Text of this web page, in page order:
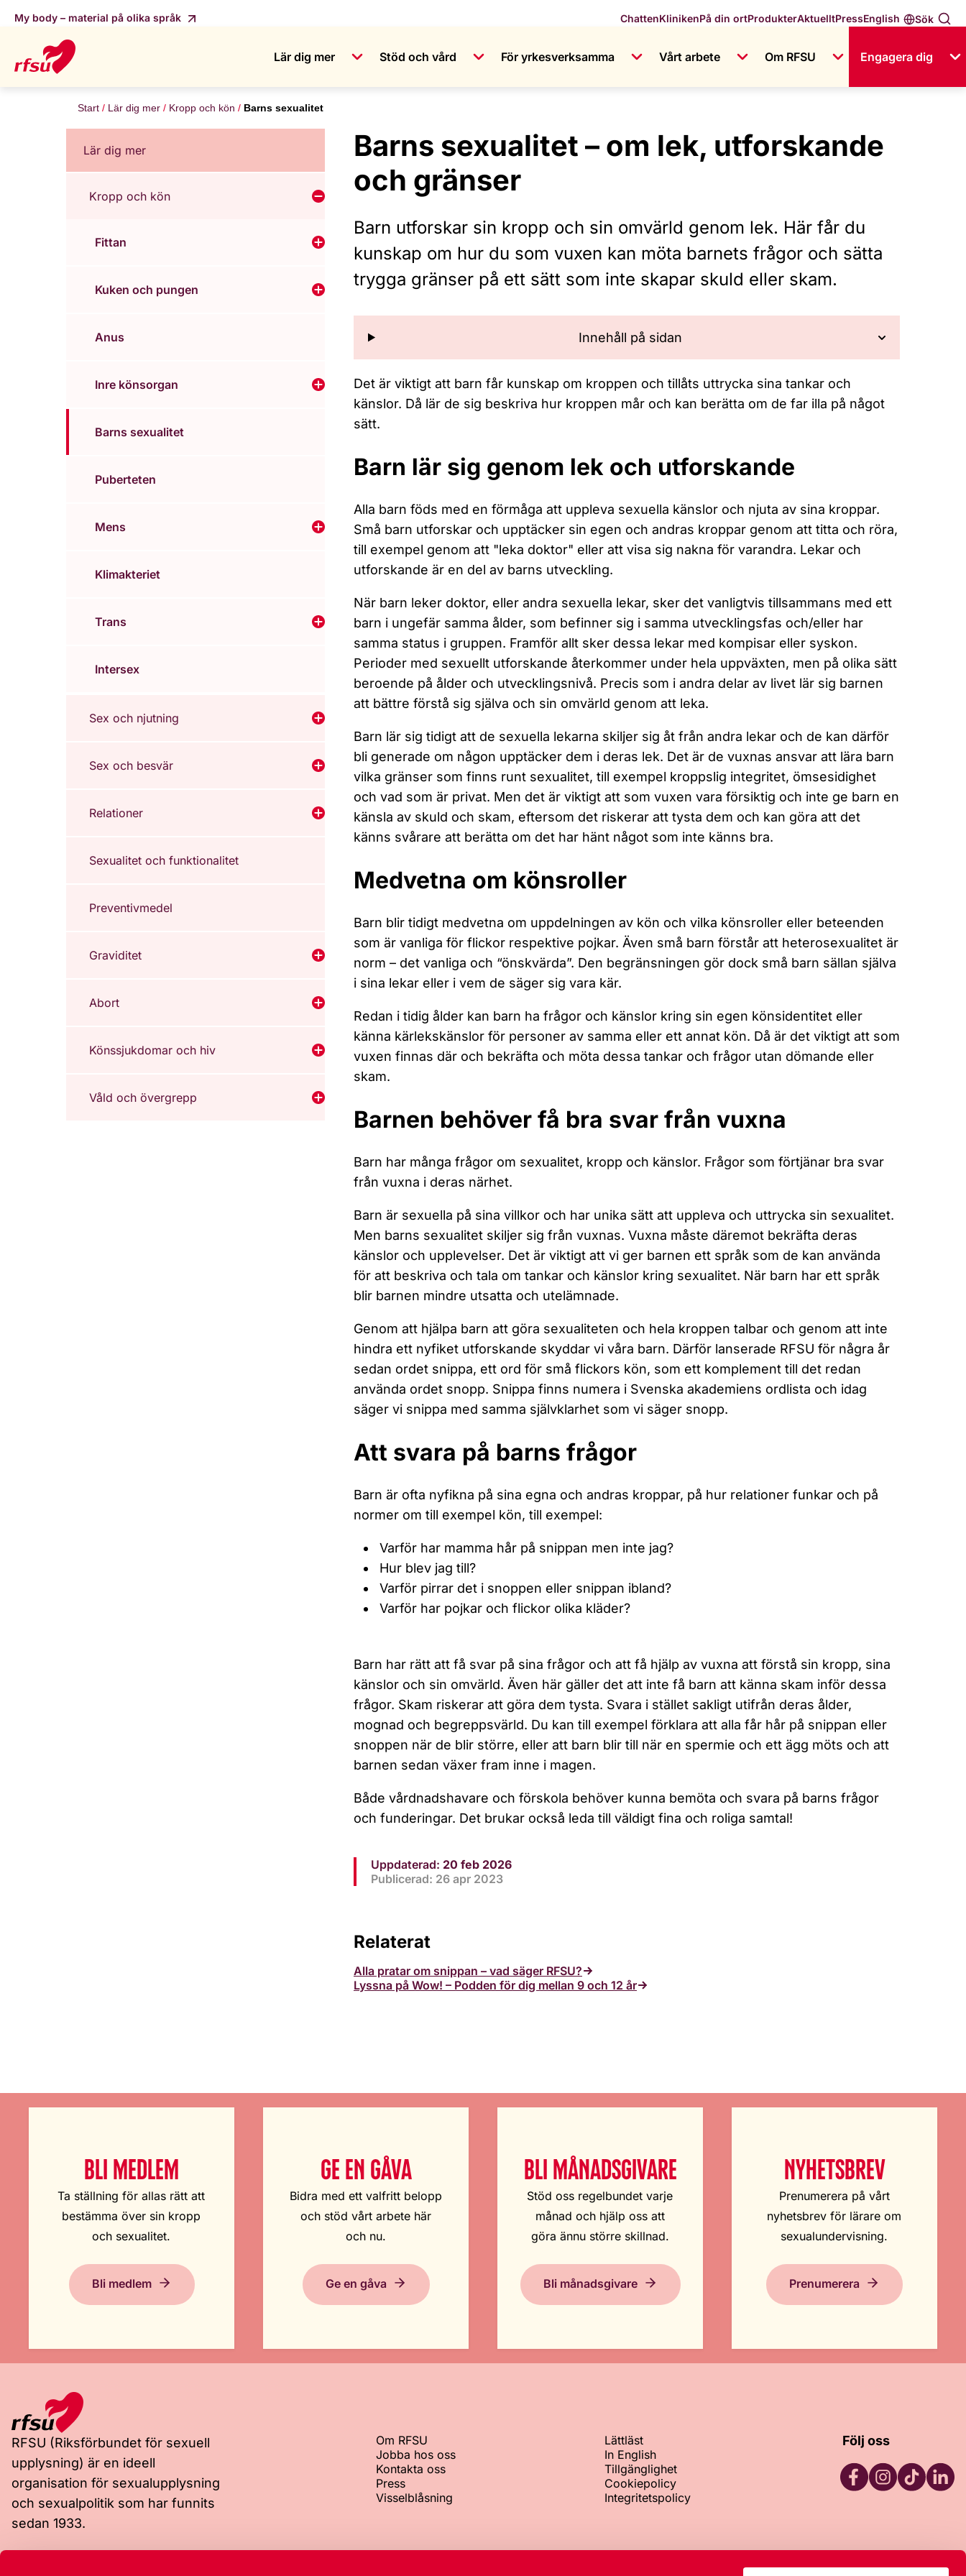
My body – material på olika språk Sök
English
ChattenKlinikenPå din ortProdukterAktuelltPress
Lär dig mer Stöd och vård För yrkesverksamma Vårt arbete Om RFSU Engagera dig
Start Lär dig mer Kropp och kön Barns sexualitet
Lär dig mer
Kropp och kön Visa undermeny för Kropp och kön
Fittan Visa undermeny för Fittan
Kuken och pungen Visa undermeny för Kuken och pungen
Anus
Inre könsorgan Visa undermeny för Inre könsorgan
Barns sexualitet
Puberteten
Mens Visa undermeny för Mens
Klimakteriet
Trans Visa undermeny för Trans
Intersex
Sex och njutning Visa undermeny för Sex och njutning
Sex och besvär Visa undermeny för Sex och besvär
Relationer Visa undermeny för Relationer
Sexualitet och funktionalitet
Preventivmedel
Graviditet Visa undermeny för Graviditet
Abort Visa undermeny för Abort
Könssjukdomar och hiv Visa undermeny för Könssjukdomar och hiv
Våld och övergrepp Visa undermeny för Våld och övergrepp
Barns sexualitet – om lek, utforskande
och gränser
Barn utforskar sin kropp och sin omvärld genom lek. Här får du
kunskap om hur du som vuxen kan möta barnets frågor och sätta
trygga gränser på ett sätt som inte skapar skuld eller skam.
Innehåll på sidan
Det är viktigt att barn får kunskap om kroppen och tillåts uttrycka sina tankar och
känslor. Då lär de sig beskriva hur kroppen mår och kan berätta om de far illa på något
sätt.
Barn lär sig genom lek och utforskande
Alla barn föds med en förmåga att uppleva sexuella känslor och njuta av sina kroppar.
Små barn utforskar och upptäcker sin egen och andras kroppar genom att titta och röra,
till exempel genom att "leka doktor" eller att visa sig nakna för varandra. Lekar och
utforskande är en del av barns utveckling.
När barn leker doktor, eller andra sexuella lekar, sker det vanligtvis tillsammans med ett
barn i ungefär samma ålder, som befinner sig i samma utvecklingsfas och/eller har
samma status i gruppen. Framför allt sker dessa lekar med kompisar eller syskon.
Perioder med sexuellt utforskande återkommer under hela uppväxten, men på olika sätt
beroende på ålder och utvecklingsnivå. Precis som i andra delar av livet lär sig barnen
att bättre förstå sig själva och sin omvärld genom att leka.
Barn lär sig tidigt att de sexuella lekarna skiljer sig åt från andra lekar och de kan därför
bli generade om någon upptäcker dem i deras lek. Det är de vuxnas ansvar att lära barn
vilka gränser som finns runt sexualitet, till exempel kroppslig integritet, ömsesidighet
och vad som är privat. Men det är viktigt att som vuxen vara försiktig och inte ge barn en
känsla av skuld och skam, eftersom det riskerar att tysta dem och kan göra att det
känns svårare att berätta om det har hänt något som inte känns bra.
Medvetna om könsroller
Barn blir tidigt medvetna om uppdelningen av kön och vilka könsroller eller beteenden
som är vanliga för flickor respektive pojkar. Även små barn förstår att heterosexualitet är
norm – det vanliga och “önskvärda”. Den begränsningen gör dock små barn sällan själva
i sina lekar eller i vem de säger sig vara kär.
Redan i tidig ålder kan barn ha frågor och känslor kring sin egen könsidentitet eller
känna kärlekskänslor för personer av samma eller ett annat kön. Då är det viktigt att som
vuxen finnas där och bekräfta och möta dessa tankar och frågor utan dömande eller
skam.
Barnen behöver få bra svar från vuxna
Barn har många frågor om sexualitet, kropp och känslor. Frågor som förtjänar bra svar
från vuxna i deras närhet.
Barn är sexuella på sina villkor och har unika sätt att uppleva och uttrycka sin sexualitet.
Men barns sexualitet skiljer sig från vuxnas. Vuxna måste däremot bekräfta deras
känslor och upplevelser. Det är viktigt att vi ger barnen ett språk som de kan använda
för att beskriva och tala om tankar och känslor kring sexualitet. När barn har ett språk
blir barnen mindre utsatta och utelämnade.
Genom att hjälpa barn att göra sexualiteten och hela kroppen talbar och genom att inte
hindra ett nyfiket utforskande skyddar vi våra barn. Därför lanserade RFSU för några år
sedan ordet snippa, ett ord för små flickors kön, som ett komplement till det redan
använda ordet snopp. Snippa finns numera i Svenska akademiens ordlista och idag
säger vi snippa med samma självklarhet som vi säger snopp.
Att svara på barns frågor
Barn är ofta nyfikna på sina egna och andras kroppar, på hur relationer funkar och på
normer om till exempel kön, till exempel:
Varför har mamma hår på snippan men inte jag?
Hur blev jag till?
Varför pirrar det i snoppen eller snippan ibland?
Varför har pojkar och flickor olika kläder?
Barn har rätt att få svar på sina frågor och att få hjälp av vuxna att förstå sin kropp, sina
känslor och sin omvärld. Även här gäller det att inte få barn att känna skam inför dessa
frågor. Skam riskerar att göra dem tysta. Svara i stället sakligt utifrån deras ålder,
mognad och begreppsvärld. Du kan till exempel förklara att alla får hår på snippan eller
snoppen när de blir större, eller att barn blir till när en spermie och ett ägg möts och att
barnen sedan växer fram inne i magen.
Både vårdnadshavare och förskola behöver kunna bemöta och svara på barns frågor
och funderingar. Det brukar också leda till väldigt fina och roliga samtal!
Uppdaterad: 20 feb 2026
Publicerad: 26 apr 2023
Relaterat
Alla pratar om snippan – vad säger RFSU?
Lyssna på Wow! – Podden för dig mellan 9 och 12 år
BLI MEDLEM
Ta ställning för allas rätt att
bestämma över sin kropp
och sexualitet.
Bli medlem
GE EN GÅVA
Bidra med ett valfritt belopp
och stöd vårt arbete här
och nu.
Ge en gåva
BLI MÅNADSGIVARE
Stöd oss regelbundet varje
månad och hjälp oss att
göra ännu större skillnad.
Bli månadsgivare
NYHETSBREV
Prenumerera på vårt
nyhetsbrev för lärare om
sexualundervisning.
Prenumerera
RFSU (Riksförbundet för sexuell
upplysning) är en ideell
organisation för sexualupplysning
och sexualpolitik som har funnits
sedan 1933.
Om RFSU
Jobba hos oss
Kontakta oss
Press
Visselblåsning
Lättläst
In English
Tillgänglighet
Cookiepolicy
Integritetspolicy
Följ oss